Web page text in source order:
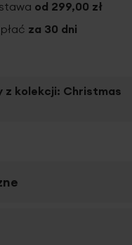
od 299,00 zł
za 30 dni
z kolekcji: Christmas